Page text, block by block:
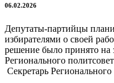
06.02.2026
Депутаты-партийцы
избирателями о своей
решение было принято на
Регионального
Секретарь